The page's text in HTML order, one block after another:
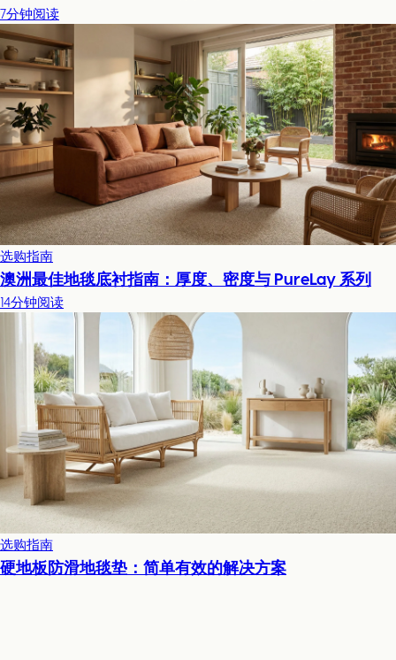
7分钟阅读
选购指南
澳洲最佳地毯底衬指南：厚度、密度与 PureLay 系列
14分钟阅读
选购指南
硬地板防滑地毯垫：简单有效的解决方案